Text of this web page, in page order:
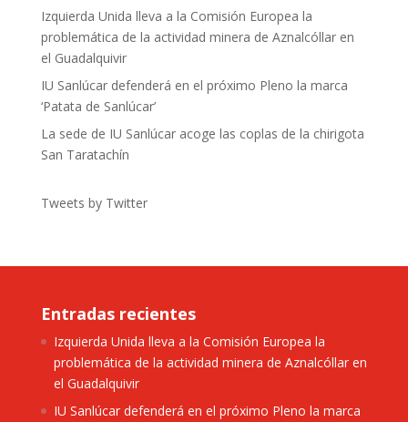
Izquierda Unida lleva a la Comisión Europea la
problemática de la actividad minera de Aznalcóllar en
el Guadalquivir
IU Sanlúcar defenderá en el próximo Pleno la marca
‘Patata de Sanlúcar’
La sede de IU Sanlúcar acoge las coplas de la chirigota
San Taratachín
Tweets by Twitter
Entradas recientes
Izquierda Unida lleva a la Comisión Europea la
problemática de la actividad minera de Aznalcóllar en
el Guadalquivir
IU Sanlúcar defenderá en el próximo Pleno la marca